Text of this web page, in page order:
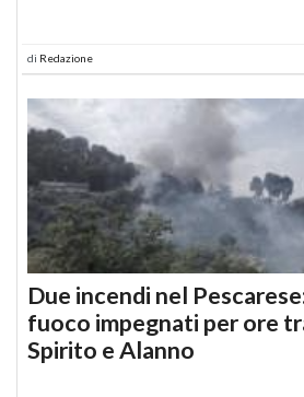
di Redazione
Due incendi nel
fuoco impegnati per ore
Spirito e Alanno